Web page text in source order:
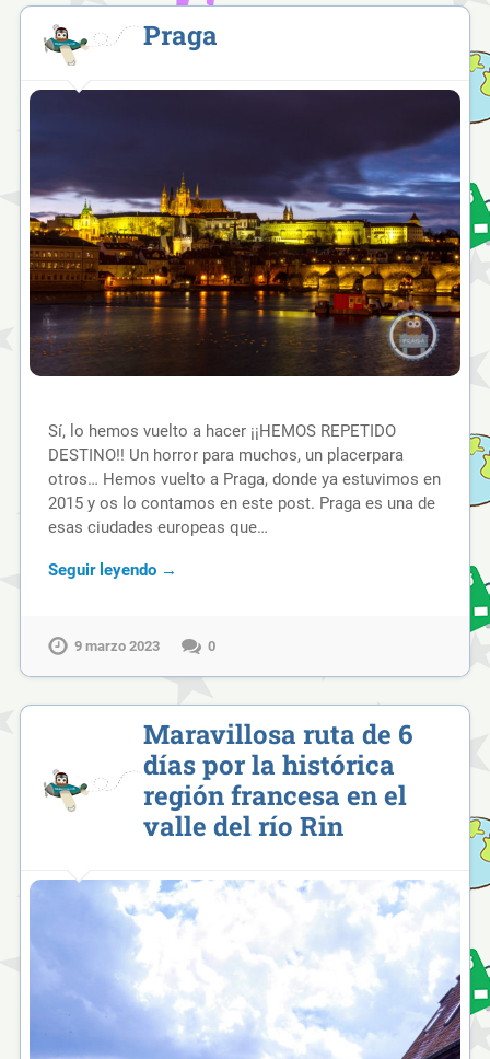
Praga
Sí, lo hemos vuelto a hacer ¡¡HEMOS REPETIDO
DESTINO!! Un horror para muchos, un placerpara
otros… Hemos vuelto a Praga, donde ya estuvimos en
2015 y os lo contamos en este post. Praga es una de
esas ciudades europeas que…
Seguir leyendo →
9 marzo 2023 0
Maravillosa ruta de 6
días por la histórica
región francesa en el
valle del río Rin